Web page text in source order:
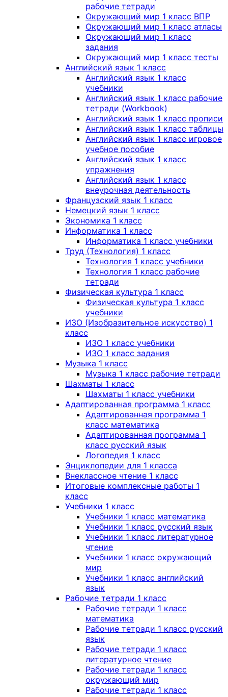
рабочие тетради
Окружающий мир 1 класс ВПР
Окружающий мир 1 класс атласы
Окружающий мир 1 класс
задания
Окружающий мир 1 класс тесты
Английский язык 1 класс
Английский язык 1 класс
учебники
Английский язык 1 класс рабочие
тетради (Workbook)
Английский язык 1 класс прописи
Английский язык 1 класс таблицы
Английский язык 1 класс игровое
учебное пособие
Английский язык 1 класс
упражнения
Английский язык 1 класс
внеурочная деятельность
Французский язык 1 класс
Немецкий язык 1 класс
Экономика 1 класс
Информатика 1 класс
Информатика 1 класс учебники
Труд (Технология) 1 класс
Технология 1 класс учебники
Технология 1 класс рабочие
тетради
Физическая культура 1 класс
Физическая культура 1 класс
учебники
ИЗО (Изобразительное искусство) 1
класс
ИЗО 1 класс учебники
ИЗО 1 класс задания
Музыка 1 класс
Музыка 1 класс рабочие тетради
Шахматы 1 класс
Шахматы 1 класс учебники
Адаптированная программа 1 класс
Адаптированная программа 1
класс математика
Адаптированная программа 1
класс русский язык
Логопедия 1 класс
Энциклопедии для 1 класса
Внеклассное чтение 1 класс
Итоговые комплексные работы 1
класс
Учебники 1 класс
Учебники 1 класс математика
Учебники 1 класс русский язык
Учебники 1 класс литературное
чтение
Учебники 1 класс окружающий
мир
Учебники 1 класс английский
язык
Рабочие тетради 1 класс
Рабочие тетради 1 класс
математика
Рабочие тетради 1 класс русский
язык
Рабочие тетради 1 класс
литературное чтение
Рабочие тетради 1 класс
окружающий мир
Рабочие тетради 1 класс